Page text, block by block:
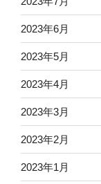
2023年6月
2023年5月
2023年4月
2023年3月
2023年2月
2023年1月